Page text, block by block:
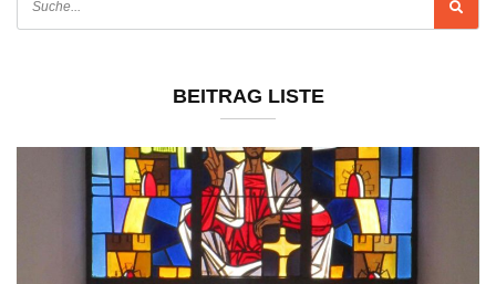
BEITRAG LISTE